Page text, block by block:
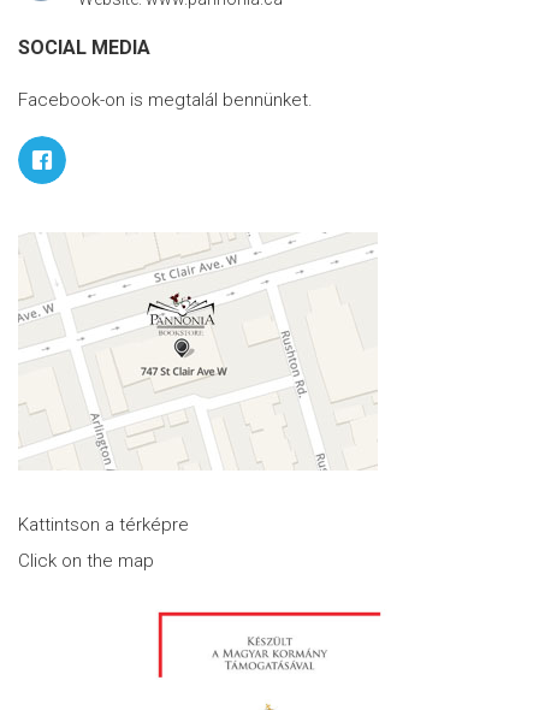
SOCIAL MEDIA
Facebook-on is megtalál bennünket.
Kattintson a térképre
Click on the map